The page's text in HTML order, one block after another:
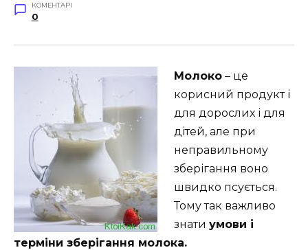
КОМЕНТАРІ
0
Молоко – це
корисний продукт і
для дорослих і для
дітей, але при
неправильному
зберігання воно
швидко псується.
Тому так важливо
знати умови і
терміни зберігання молока.